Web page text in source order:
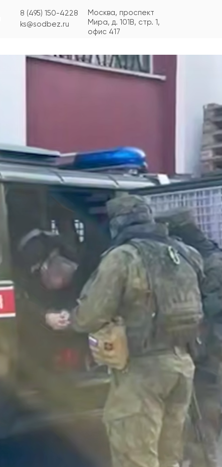
8 (495) 150-4228
ks@sodbez.ru
Москва, проспект
Мира, д. 101В, стр. 1,
офис 417